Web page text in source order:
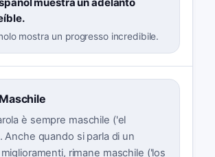
mostra un progresso incredibile.
è sempre maschile ('el
Anche quando si parla di un
rimane maschile ('los